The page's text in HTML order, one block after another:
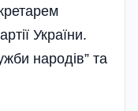
України.
народів” та